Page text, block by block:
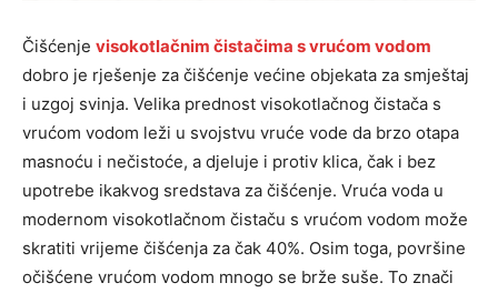
Čišćenje visokotlačnim čistačima s vrućom vodom
dobro je rješenje za čišćenje većine objekata za smještaj
i uzgoj svinja. Velika prednost visokotlačnog čistača s
vrućom vodom leži u svojstvu vruće vode da brzo otapa
masnoću i nečistoće, a djeluje i protiv klica, čak i bez
upotrebe ikakvog sredstava za čišćenje. Vruća voda u
modernom visokotlačnom čistaču s vrućom vodom može
skratiti vrijeme čišćenja za čak 40%. Osim toga, površine
očišćene vrućom vodom mnogo se brže suše. To znači